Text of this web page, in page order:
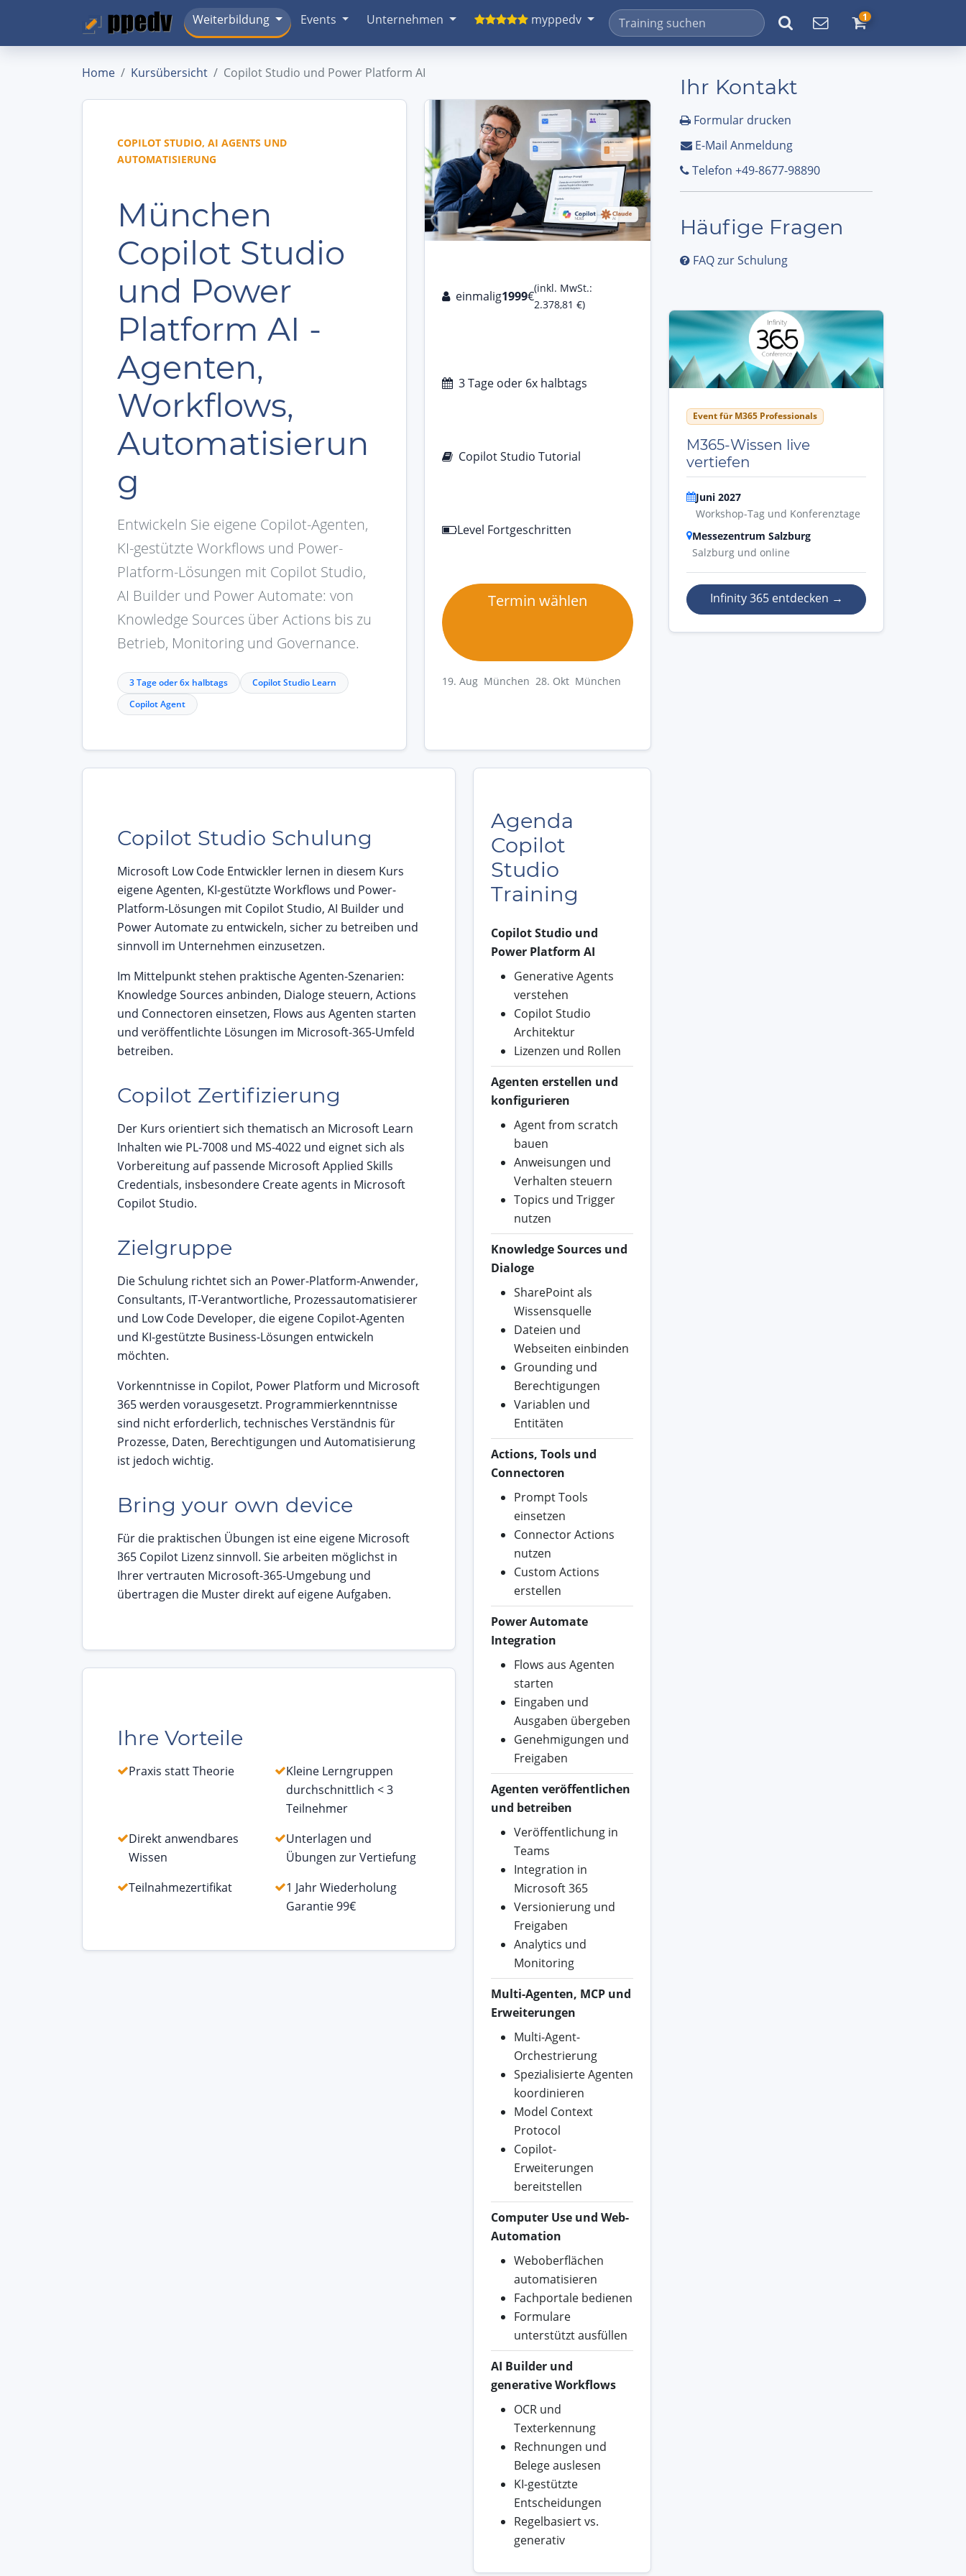
Weiterbildung Events Unternehmen myppedv 1
Home Kursübersicht Copilot Studio und Power Platform AI
COPILOT STUDIO, AI AGENTS UND
AUTOMATISIERUNG
München
Copilot Studio
und Power
Platform AI -
Agenten,
Workflows,
Automatisierun
g
Entwickeln Sie eigene Copilot-Agenten,
KI-gestützte Workflows und Power-
Platform-Lösungen mit Copilot Studio,
AI Builder und Power Automate: von
Knowledge Sources über Actions bis zu
Betrieb, Monitoring und Governance.
3 Tage oder 6x halbtags
Copilot Studio Learn
Copilot Agent
einmalig1999€
(inkl. MwSt.:
2.378,81 €)
3 Tage oder 6x halbtags
Copilot Studio Tutorial
Level Fortgeschritten
Termin wählen
19. Aug München 28. Okt München
Copilot Studio Schulung
Microsoft Low Code Entwickler lernen in diesem Kurs
eigene Agenten, KI-gestützte Workflows und Power-
Platform-Lösungen mit Copilot Studio, AI Builder und
Power Automate zu entwickeln, sicher zu betreiben und
sinnvoll im Unternehmen einzusetzen.
Im Mittelpunkt stehen praktische Agenten-Szenarien:
Knowledge Sources anbinden, Dialoge steuern, Actions
und Connectoren einsetzen, Flows aus Agenten starten
und veröffentlichte Lösungen im Microsoft-365-Umfeld
betreiben.
Copilot Zertifizierung
Der Kurs orientiert sich thematisch an Microsoft Learn
Inhalten wie PL-7008 und MS-4022 und eignet sich als
Vorbereitung auf passende Microsoft Applied Skills
Credentials, insbesondere Create agents in Microsoft
Copilot Studio.
Zielgruppe
Die Schulung richtet sich an Power-Platform-Anwender,
Consultants, IT-Verantwortliche, Prozessautomatisierer
und Low Code Developer, die eigene Copilot-Agenten
und KI-gestützte Business-Lösungen entwickeln
möchten.
Vorkenntnisse in Copilot, Power Platform und Microsoft
365 werden vorausgesetzt. Programmierkenntnisse
sind nicht erforderlich, technisches Verständnis für
Prozesse, Daten, Berechtigungen und Automatisierung
ist jedoch wichtig.
Bring your own device
Für die praktischen Übungen ist eine eigene Microsoft
365 Copilot Lizenz sinnvoll. Sie arbeiten möglichst in
Ihrer vertrauten Microsoft-365-Umgebung und
übertragen die Muster direkt auf eigene Aufgaben.
Ihre Vorteile
Praxis statt Theorie
Kleine Lerngruppen
durchschnittlich < 3
Teilnehmer
Direkt anwendbares
Wissen
Unterlagen und
Übungen zur Vertiefung
Teilnahmezertifikat
1 Jahr Wiederholung
Garantie 99€
Agenda
Copilot
Studio
Training
Copilot Studio und
Power Platform AI
Generative Agents
verstehen
Copilot Studio
Architektur
Lizenzen und Rollen
Agenten erstellen und
konfigurieren
Agent from scratch
bauen
Anweisungen und
Verhalten steuern
Topics und Trigger
nutzen
Knowledge Sources und
Dialoge
SharePoint als
Wissensquelle
Dateien und
Webseiten einbinden
Grounding und
Berechtigungen
Variablen und
Entitäten
Actions, Tools und
Connectoren
Prompt Tools
einsetzen
Connector Actions
nutzen
Custom Actions
erstellen
Power Automate
Integration
Flows aus Agenten
starten
Eingaben und
Ausgaben übergeben
Genehmigungen und
Freigaben
Agenten veröffentlichen
und betreiben
Veröffentlichung in
Teams
Integration in
Microsoft 365
Versionierung und
Freigaben
Analytics und
Monitoring
Multi-Agenten, MCP und
Erweiterungen
Multi-Agent-
Orchestrierung
Spezialisierte Agenten
koordinieren
Model Context
Protocol
Copilot-
Erweiterungen
bereitstellen
Computer Use und Web-
Automation
Weboberflächen
automatisieren
Fachportale bedienen
Formulare
unterstützt ausfüllen
AI Builder und
generative Workflows
OCR und
Texterkennung
Rechnungen und
Belege auslesen
KI-gestützte
Entscheidungen
Regelbasiert vs.
generativ
Ihr Kontakt
Formular drucken
E-Mail Anmeldung
Telefon +49-8677-98890
Häufige Fragen
FAQ zur Schulung
Event für M365 Professionals
M365-Wissen live
vertiefen
Juni 2027
Workshop-Tag und Konferenztage
Messezentrum Salzburg
Salzburg und online
Infinity 365 entdecken →